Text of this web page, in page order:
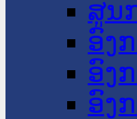
ສູນ
ອົງ
ອົງ
ອົງ